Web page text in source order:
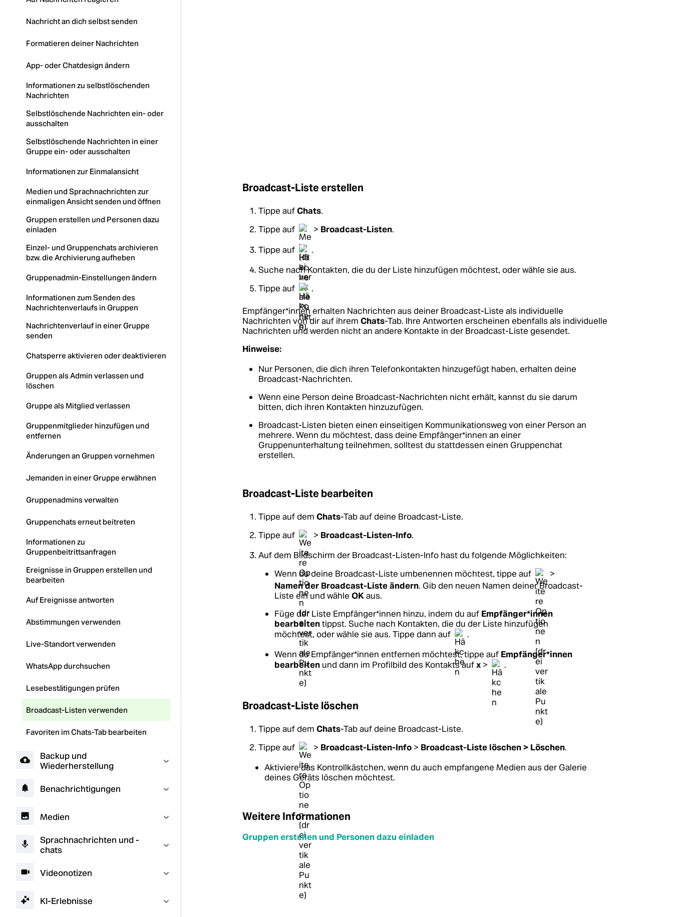
Nachricht an dich selbst senden
Formatieren deiner Nachrichten
App- oder Chatdesign ändern
Informationen zu selbstlöschenden
Nachrichten
Selbstlöschende Nachrichten ein- oder
ausschalten
Selbstlöschende Nachrichten in einer
Gruppe ein- oder ausschalten
Informationen zur Einmalansicht
Medien und Sprachnachrichten zur
einmaligen Ansicht senden und öffnen
Gruppen erstellen und Personen dazu
einladen
Einzel- und Gruppenchats archivieren
bzw. die Archivierung aufheben
Gruppenadmin-Einstellungen ändern
Informationen zum Senden des
Nachrichtenverlaufs in Gruppen
Nachrichtenverlauf in einer Gruppe
senden
Chatsperre aktivieren oder deaktivieren
Gruppen als Admin verlassen und
löschen
Gruppe als Mitglied verlassen
Gruppenmitglieder hinzufügen und
entfernen
Änderungen an Gruppen vornehmen
Jemanden in einer Gruppe erwähnen
Gruppenadmins verwalten
Gruppenchats erneut beitreten
Informationen zu
Gruppenbeitrittsanfragen
Ereignisse in Gruppen erstellen und
bearbeiten
Auf Ereignisse antworten
Abstimmungen verwenden
Live-Standort verwenden
WhatsApp durchsuchen
Lesebestätigungen prüfen
Broadcast-Listen verwenden
Favoriten im Chats-Tab bearbeiten
Backup und
Wiederherstellung
Benachrichtigungen
Medien
Sprachnachrichten und -
chats
Videonotizen
KI-Erlebnisse
Broadcast-Liste erstellen
Tippe aufChats.
Tippe auf
> Broadcast-Listen.
Tippe auf
.
Suche nach Kontakten, die du der Liste hinzufügen möchtest, oder wähle sie aus.
Tippe auf
.
Empfänger*innen erhalten Nachrichten aus deiner Broadcast-Liste als individuelle
Nachrichten von dir auf ihrem Chats-Tab. Ihre Antworten erscheinen ebenfalls als individuelle
Nachrichten und werden nicht an andere Kontakte in der Broadcast-Liste gesendet.
Hinweise:
Nur Personen, die dich ihren Telefonkontakten hinzugefügt haben, erhalten deine
Broadcast-Nachrichten.
Wenn eine Person deine Broadcast-Nachrichten nicht erhält, kannst du sie darum
bitten, dich ihren Kontakten hinzuzufügen.
Broadcast-Listen bieten einen einseitigen Kommunikationsweg von einer Person an
mehrere. Wenn du möchtest, dass deine Empfänger*innen an einer
Gruppenunterhaltung teilnehmen, solltest du stattdessen einen Gruppenchat
erstellen.
Broadcast-Liste bearbeiten
Tippe auf dem Chats-Tab auf deine Broadcast-Liste.
Tippe auf
> Broadcast-Listen-Info.
Auf dem Bildschirm der Broadcast-Listen-Info hast du folgende Möglichkeiten:
Wenn du deine Broadcast-Liste umbenennen möchtest, tippe auf
>
Namen der Broadcast-Liste ändern. Gib den neuen Namen deiner Broadcast-
Liste ein und wähle OKaus.
Füge der Liste Empfänger*innen hinzu, indem du auf Empfänger*innen
bearbeitentippst. Suche nach Kontakten, die du der Liste hinzufügen
möchtest, oder wähle sie aus. Tippe dann auf
.
Wenn du Empfänger*innen entfernen möchtest, tippe auf Empfänger*innen
bearbeiten und dann im Profilbild des Kontakts aufx > .
Broadcast-Liste löschen
Tippe auf dem Chats-Tab auf deine Broadcast-Liste.
Tippe auf
> Broadcast-Listen-Info > Broadcast-Liste löschen > Löschen.
Aktiviere das Kontrollkästchen, wenn du auch empfangene Medien aus der Galerie
deines Geräts löschen möchtest.
Weitere Informationen
Gruppen erstellen und Personen dazu einladen